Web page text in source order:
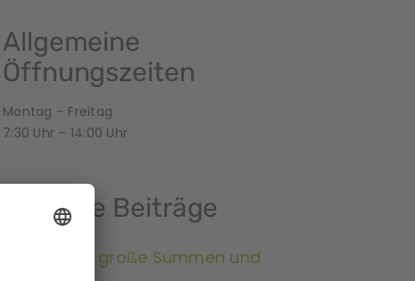
Allgemeine
Öffnungszeiten
Montag – Freitag
7:30 Uhr – 14:00 Uhr
Neueste Beiträge
Projekt das große Summen und